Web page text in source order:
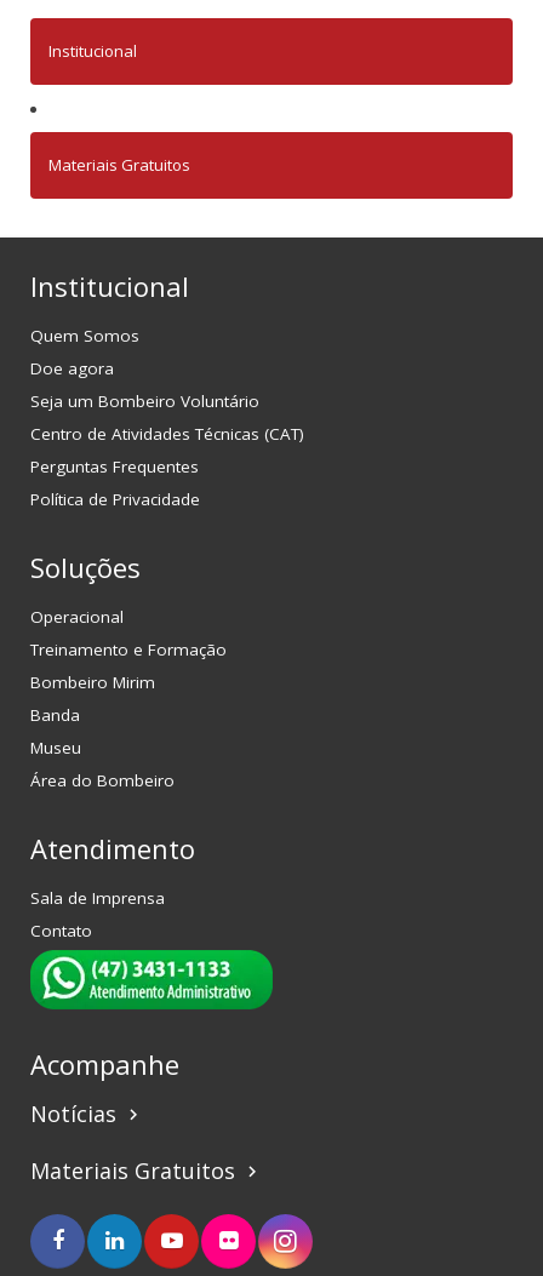
Institucional
Materiais Gratuitos
Institucional
Quem Somos
Doe agora
Seja um Bombeiro Voluntário
Centro de Atividades Técnicas (CAT)
Perguntas Frequentes
Política de Privacidade
Soluções
Operacional
Treinamento e Formação
Bombeiro Mirim
Banda
Museu
Área do Bombeiro
Atendimento
Sala de Imprensa
Contato
Acompanhe
Notícias keyboard_arrow_right
Materiais Gratuitos keyboard_arrow_right